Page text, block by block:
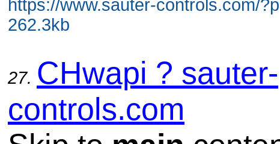
https://www.sauter-controls.com/
262.3kb
27. CHwapi ? sauter-
controls.com